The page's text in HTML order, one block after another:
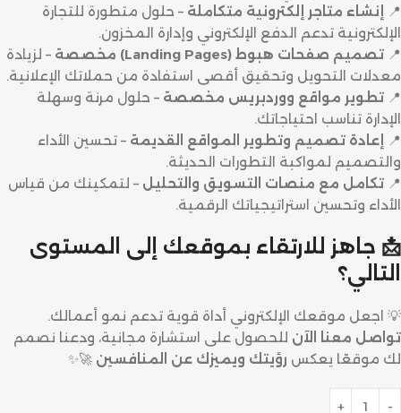
📍
إنشاء متاجر إلكترونية متكاملة – حلول متطورة للتجارة
الإلكترونية تدعم الدفع الإلكتروني وإدارة المخزون.
📍 تصميم صفحات هبوط (Landing Pages) مخصصة
– لزيادة
معدلات التحويل وتحقيق أقصى استفادة من حملاتك الإعلانية.
📍 تطوير مواقع ووردبريس مخصصة – حلول مرنة وسهلة
الإدارة تناسب احتياجاتك.
📍
إعادة تصميم وتطوير المواقع القديمة – تحسين الأداء
والتصميم لمواكبة التطورات الحديثة.
📍 تكامل مع منصات التسويق والتحليل – لتمكينك من قياس
الأداء وتحسين استراتيجياتك الرقمية.
📩 جاهز للارتقاء بموقعك إلى المستوى
التالي؟
💡 اجعل موقعك الإلكتروني أداة قوية تدعم نمو أعمالك.
تواصل معنا الآن للحصول على استشارة مجانية، ودعنا نصمم
لك موقعًا يعكس رؤيتك ويميزك عن المنافسين 🚀✨